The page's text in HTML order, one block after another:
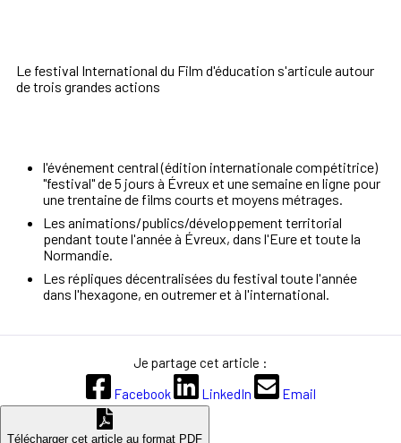
Le festival International du Film d'éducation s'articule autour
de trois grandes actions
l'événement central (édition internationale compétitrice)
"festival" de 5 jours à Évreux et une semaine en ligne pour
une trentaine de films courts et moyens métrages.
Les animations/publics/développement territorial
pendant toute l'année à Évreux, dans l'Eure et toute la
Normandie.
Les répliques décentralisées du festival toute l'année
dans l'hexagone, en outremer et à l'international.
Je partage cet article :
Facebook
LinkedIn Email
Télécharger cet article au format PDF